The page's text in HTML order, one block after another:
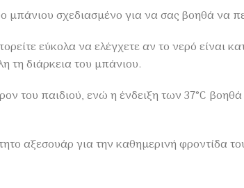
μπάνιου σχεδιασμένο για να σας βοηθά να
εύκολα να ελέγχετε αν το νερό είναι
τη διάρκεια του μπάνιου.
του παιδιού, ενώ η ένδειξη των 37°C
αξεσουάρ για την καθημερινή φροντίδα